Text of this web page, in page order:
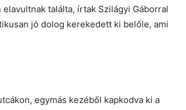
találta, írtak Szilágyi Gáborral
jó dolog kerekedett ki belőle, ami
egymás kezéből kapkodva ki a